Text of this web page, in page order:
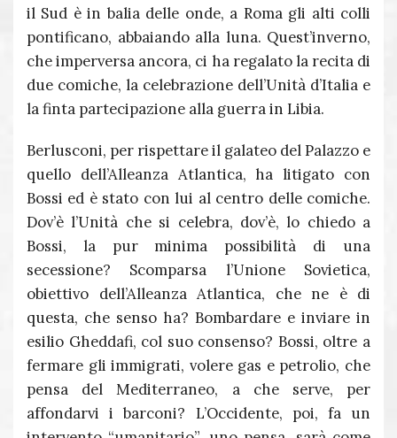
il Sud è in balia delle onde, a Roma gli alti colli
pontificano, abbaiando alla luna. Quest’inverno,
che imperversa ancora, ci ha regalato la recita di
due comiche, la celebrazione dell’Unità d’Italia e
la finta partecipazione alla guerra in Libia.
Berlusconi, per rispettare il galateo del Palazzo e
quello dell’Alleanza Atlantica, ha litigato con
Bossi ed è stato con lui al centro delle comiche.
Dov’è l’Unità che si celebra, dov’è, lo chiedo a
Bossi, la pur minima possibilità di una
secessione? Scomparsa l’Unione Sovietica,
obiettivo dell’Alleanza Atlantica, che ne è di
questa, che senso ha? Bombardare e inviare in
esilio Gheddafi, col suo consenso? Bossi, oltre a
fermare gli immigrati, volere gas e petrolio, che
pensa del Mediterraneo, a che serve, per
affondarvi i barconi? L’Occidente, poi, fa un